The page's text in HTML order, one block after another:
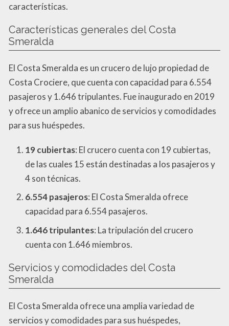
características.
Características generales del Costa
Smeralda
El Costa Smeralda es un crucero de lujo propiedad de
Costa Crociere, que cuenta con capacidad para 6.554
pasajeros y 1.646 tripulantes. Fue inaugurado en 2019
y ofrece un amplio abanico de servicios y comodidades
para sus huéspedes.
19 cubiertas: El crucero cuenta con 19 cubiertas,
de las cuales 15 están destinadas a los pasajeros y
4 son técnicas.
6.554 pasajeros: El Costa Smeralda ofrece
capacidad para 6.554 pasajeros.
1.646 tripulantes: La tripulación del crucero
cuenta con 1.646 miembros.
Servicios y comodidades del Costa
Smeralda
El Costa Smeralda ofrece una amplia variedad de
servicios y comodidades para sus huéspedes,